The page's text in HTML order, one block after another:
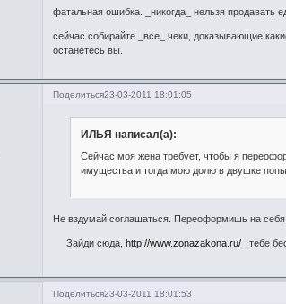
фатальная ошибка. _никогда_ нельзя продавать
сейчас собирайте _все_ чеки, доказывающие
останетесь вы.
Поделиться23-03-2011 18:01:05
ИЛЬЯ написал(а):
Сейчас моя жена требует, чтобы я
имущества и тогда мою долю в двушке
Не вздумай соглашаться. Переоформишь на
Зайди сюда, http://www.zonazakona.ru/тебе
Поделиться23-03-2011 18:01:53